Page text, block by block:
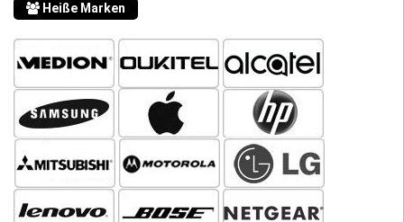
Heiße Marken